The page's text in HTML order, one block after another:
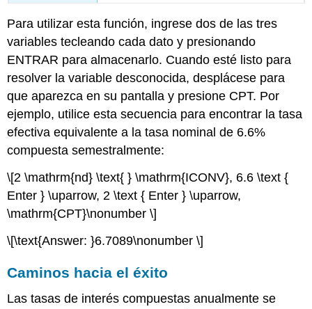
Para utilizar esta función, ingrese dos de las tres
variables tecleando cada dato y presionando
ENTRAR para almacenarlo. Cuando esté listo para
resolver la variable desconocida, desplácese para
que aparezca en su pantalla y presione CPT. Por
ejemplo, utilice esta secuencia para encontrar la tasa
efectiva equivalente a la tasa nominal de 6.6%
compuesta semestralmente:
\[2 \mathrm{nd} \text{ } \mathrm{ICONV}, 6.6 \text {
Enter } \uparrow, 2 \text { Enter } \uparrow,
\mathrm{CPT}\nonumber \]
\[\text{Answer: }6.7089\nonumber \]
Caminos hacia el éxito
Las tasas de interés compuestas anualmente se